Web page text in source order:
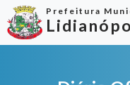
Prefeitura